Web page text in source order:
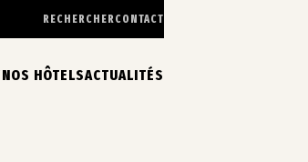
RECHERCHERCONTACT
NOS HÔTELSACTUALITÉS